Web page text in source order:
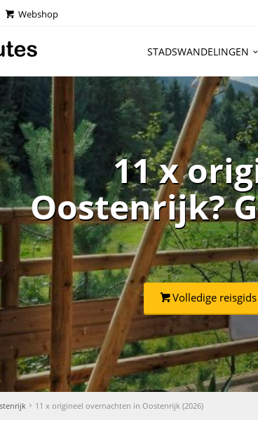
Webshop
STADSWANDELINGEN
11 x
Oostenrijk?
Volledige
11 x origineel overnachten in Oostenrijk (2026)